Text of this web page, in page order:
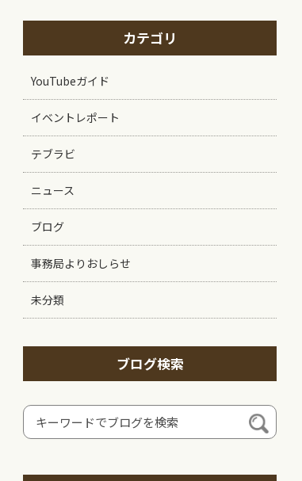
カテゴリ
YouTubeガイド
イベントレポート
テブラビ
ニュース
ブログ
事務局よりおしらせ
未分類
ブログ検索